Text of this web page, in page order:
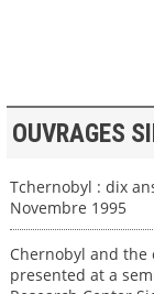
OUVRAGES
Tchernobyl : dix
Novembre 1995
Chernobyl and the
presented at a